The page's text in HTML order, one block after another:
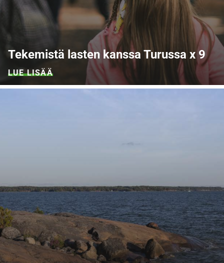
Tekemistä lasten kanssa Turussa x 9
LUE LISÄÄ